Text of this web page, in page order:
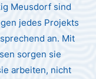
Meusdorf sind
jedes Projekts
an. Mit
sorgen sie
arbeiten, nicht